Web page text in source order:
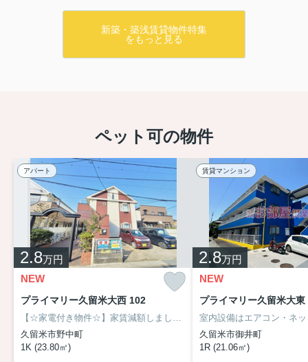
新築・築浅賃貸物件特集
をもっと見る
ペット可の物件
アパート
2.8万円
NEW
プライマリー久留米大西 102
【☆家電付き物件☆】家賃減額しました！目の前にはバス停♪コンビニも近くスーパーも徒歩圏内♪久留米大学御井キャンバスまでも自転車で4分！ペット飼育可になりました！
久留米市野中町
1K (23.80㎡)
賃貸マンション
2.8万円
NEW
プライマリー久留米大
久留米市御井町
1R (21.06㎡)